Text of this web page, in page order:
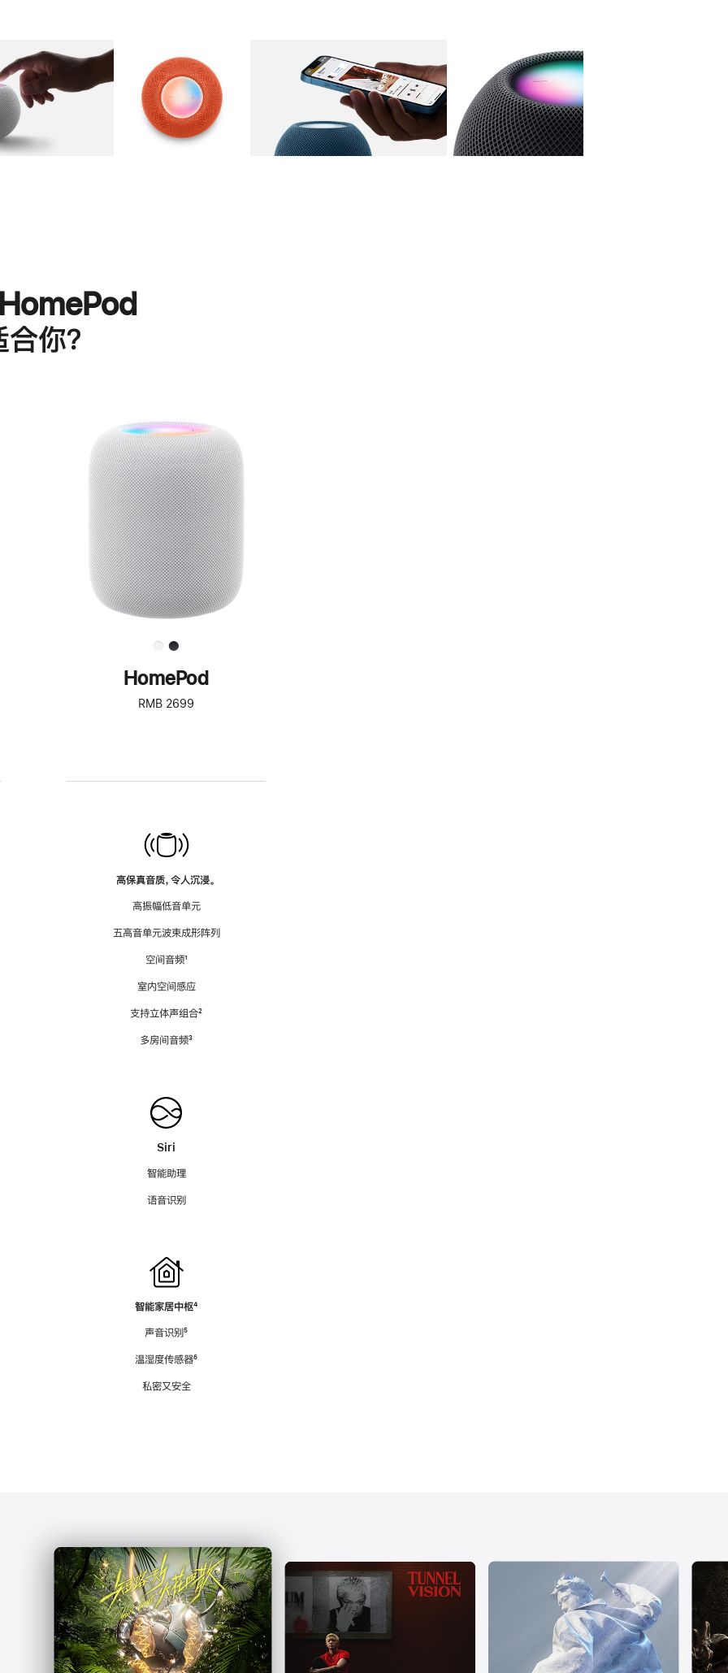
图库 图像 图库 图像 图库 图像 4 图库 图像 5
你？
进
一
步
了
解
HomePod<
HomePod
RMB 2699
高保真音质，令人沉浸。
高振幅低音单元
五高音单元波束成形阵列
空间音频脚
¹
室内空间感应
支持立体声组合脚
²
多房间音频脚
³
Siri
智能助理
语音识别
智能家居中枢脚
⁴
声音识别脚
⁵
温湿度传感器脚
⁶
私密又安全